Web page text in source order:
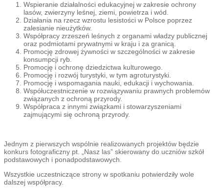
Wspieranie działalności edukacyjnej w zakresie ochrony
lasów, zwierzyny leśnej, ziemi, powietrza i wód.
Działania na rzecz wzrostu lesistości w Polsce poprzez
zalesianie nieużytków.
Współpracy zrzeszeń leśnych z organami władzy publicznej
oraz podmiotami prywatnymi w kraju i za granicą.
Promocję zdrowej żywności w szczególności w zakresie
konsumpcji ryb.
Promocję i ochronę dziedzictwa kulturowego.
Promocję i rozwój turystyki, w tym agroturystyki.
Promocję i wspomagania nauki, edukacji i wychowania.
Współuczestniczenie w rozwiązywaniu prawnych problemów
związanych z ochroną przyrody.
Współpraca z innymi związkami i stowarzyszeniami
zajmującymi się ochroną przyrody.
Jednym z pierwszych wspólnie realizowanych projektów będzie
konkurs fotograficzny pt. „Nasz las” skierowany do uczniów szkół
podstawowych i ponadpodstawowych.
Wszystkie uczestniczące strony w spotkaniu potwierdziły wole
dalszej współpracy.